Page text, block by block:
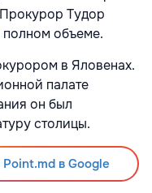
Тудор
объеме.
в Яловенах.
палате
он был
столицы.
в Google